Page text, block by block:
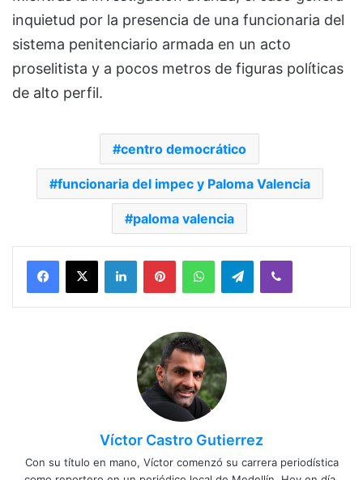
inquietud por la presencia de una funcionaria del
sistema penitenciario armada en un acto
proselitista y a pocos metros de figuras políticas
de alto perfil.
centro democrático
funcionaria del impec y Paloma Valencia
paloma valencia
Facebook
X LinkedInPinterestWhatsAppTelegramViber
Víctor Castro Gutierrez
Con su título en mano, Víctor comenzó su carrera periodística